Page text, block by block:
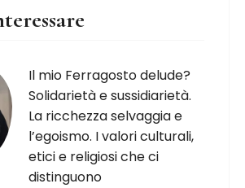
Il mio Ferragosto delude?
Solidarietà e sussidiarietà.
La ricchezza selvaggia e
l’egoismo. I valori culturali,
etici e religiosi che ci
distinguono